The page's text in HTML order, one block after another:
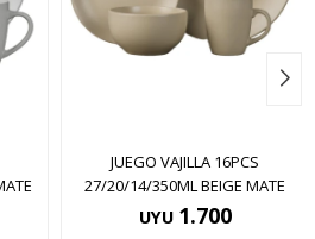
JUEGO VAJILLA 16PCS
27/20/14/350ML BEIGE MATE
UYU 1.700